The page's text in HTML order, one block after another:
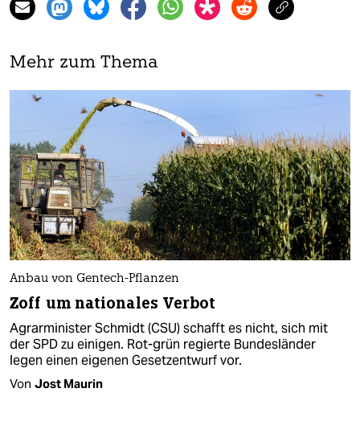
Mehr zum Thema
Anbau von Gentech-Pflanzen
Zoff um nationales Verbot
Agrarminister Schmidt (CSU) schafft es nicht, sich mit
der SPD zu einigen. Rot-grün regierte Bundesländer
legen einen eigenen Gesetzentwurf vor.
Von Jost Maurin